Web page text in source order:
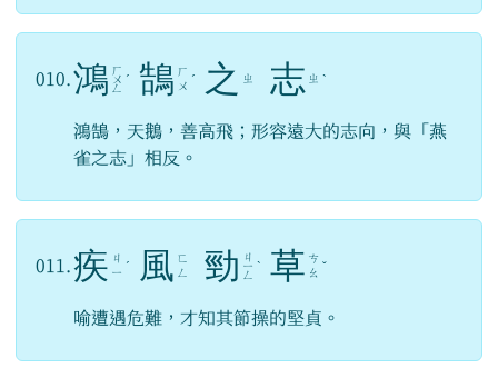
010. 鴻 ㄏ
ㄨ
ㄥ
ˊ 鵠 ㄏ
ㄨ ˊ 之 ㄓ 志 ㄓ ˋ
鴻鵠，天鵝，善高飛；形容遠大的志向，與「燕
雀之志」相反。
011. 疾 ㄐ
ㄧ ˊ 風 ㄈ
ㄥ
勁 ㄐ
ㄧ
ㄥ
ˋ 草 ㄘ
ㄠ ˇ
喻遭遇危難，才知其節操的堅貞。